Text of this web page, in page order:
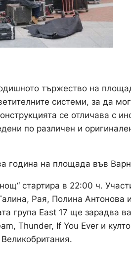
тържество на
системи, за да
се отличава с
по различен и
година на площада във
стартира в 22:00 ч.
Рая, Полина Антонова
група East 17 ще зарадва
Thunder, If You Ever и